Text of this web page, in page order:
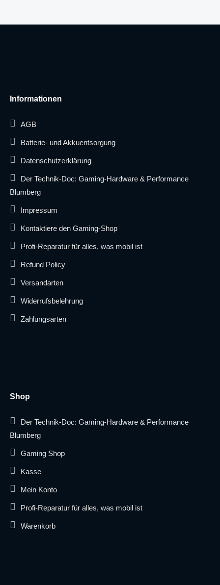
Informationen
AGB
Batterie- und Akkuentsorgung
Datenschutzerklärung
Der Technik-Doc: Gaming-Hardware & Performance
Blumberg
Impressum
Kontaktiere den Gaming-Shop
Profi-Reparatur für alles, was mobil ist
Refund Policy
Versandarten
Widerrufsbelehrung
Zahlungsarten
Shop
Der Technik-Doc: Gaming-Hardware & Performance
Blumberg
Gaming Shop
Kasse
Mein Konto
Profi-Reparatur für alles, was mobil ist
Warenkorb